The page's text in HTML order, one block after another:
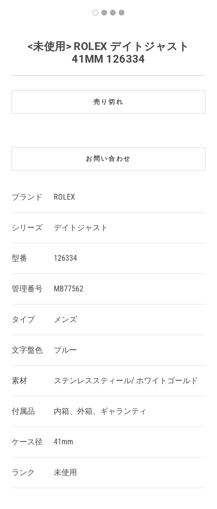
<未使用> ROLEX デイトジャスト
41MM 126334
売り切れ
お問い合わせ
ブランド ROLEX
シリーズ デイトジャスト
型番 126334
管理番号 MB77562
タイプ メンズ
文字盤色 ブルー
素材 ステンレススティール/ ホワイトゴールド
付属品 内箱、外箱、ギャランティ
ケース径 41mm
ランク 未使用